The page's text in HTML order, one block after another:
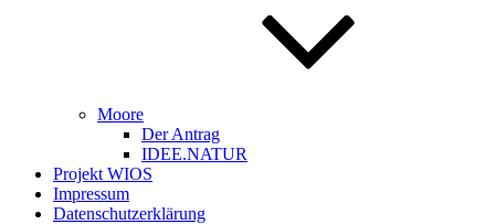
Moore
Der Antrag
IDEE.NATUR
Projekt WIOS
Impressum
Datenschutzerklärung